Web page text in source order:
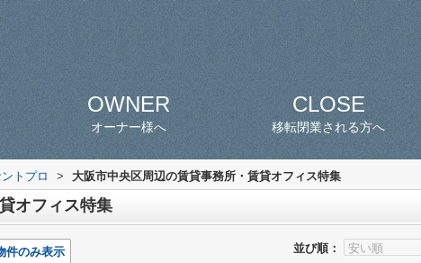
OWNER
オーナー様へ
CLOSE
移転閉業される方へ
トプロ > 大阪市中央区周辺の賃貸事務所・賃貸オフィス特集
オフィス特集
並び順：
件のみ表示